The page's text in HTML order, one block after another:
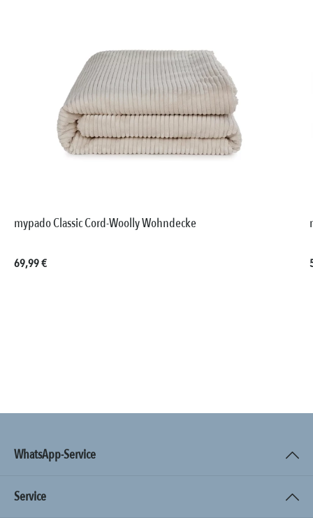
mypado Classic Cord-Woolly Wohndecke
Regulärer Preis:
69,99 €
WhatsApp-Service
Service